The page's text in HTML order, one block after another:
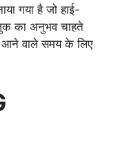
गया है जो हाई-
का अनुभव चाहते
आने वाले समय के लिए